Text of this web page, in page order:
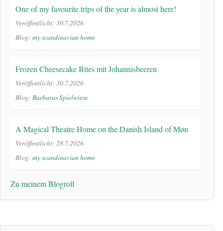
One of my favourite trips of the year is almost here!
Veröffentlicht: 30.7.2026
Blog: my scandinavian home
Frozen Cheesecake Bites mit Johannisbeeren
Veröffentlicht: 30.7.2026
Blog: Barbaras Spielwiese
A Magical Theatre Home on the Danish Island of Møn
Veröffentlicht: 28.7.2026
Blog: my scandinavian home
Zu meinem Blogroll